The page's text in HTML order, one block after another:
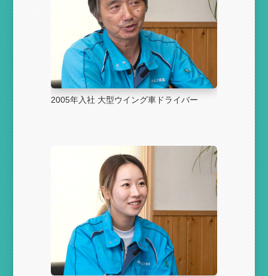
2005年入社 大型ウイング車ドライバー